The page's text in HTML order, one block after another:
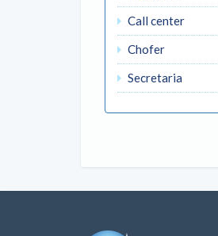
Call center
Chofer
Secretaria